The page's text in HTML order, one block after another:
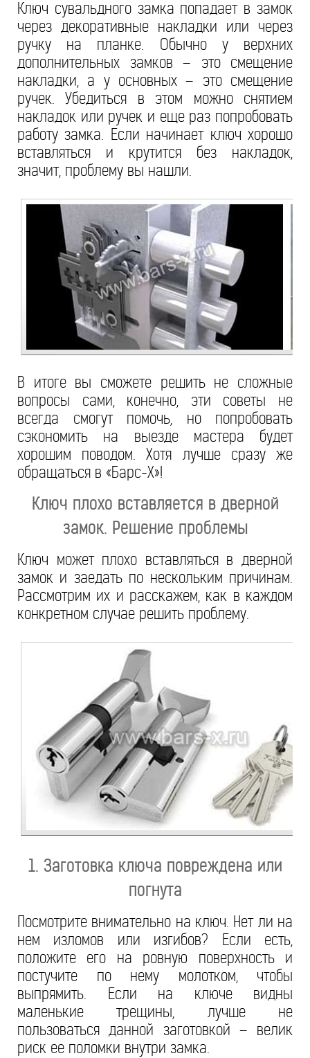
Ключ сувальдного замка попадает в замок
через декоративные накладки или через
ручку на планке. Обычно у верхних
дополнительных замков – это смещение
накладки, а у основных – это смещение
ручек. Убедиться в этом можно снятием
накладок или ручек и еще раз попробовать
работу замка. Если начинает ключ хорошо
вставляться и крутится без накладок,
значит, проблему вы нашли.
В итоге вы сможете решить не сложные
вопросы сами, конечно, эти советы не
всегда смогут помочь, но попробовать
сэкономить на выезде мастера будет
хорошим поводом. Хотя лучше сразу же
обращаться в «Барс-Х»!
Ключ плохо вставляется в дверной
замок. Решение проблемы
Ключ может плохо вставляться в дверной
замок и заедать по нескольким причинам.
Рассмотрим их и расскажем, как в каждом
конкретном случае решить проблему.
1. Заготовка ключа повреждена или
погнута
Посмотрите внимательно на ключ. Нет ли на
нем изломов или изгибов? Если есть,
положите его на ровную поверхность и
постучите по нему молотком, чтобы
выпрямить. Если на ключе видны
маленькие трещины, лучше не
пользоваться данной заготовкой – велик
риск ее поломки внутри замка.